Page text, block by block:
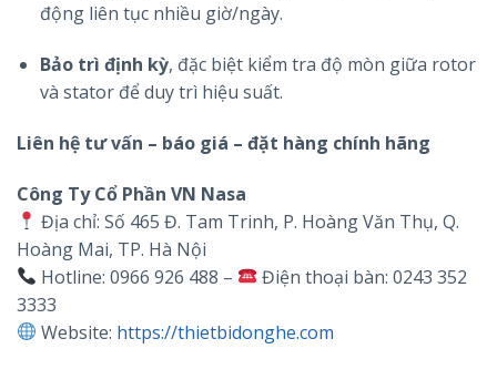
động liên tục nhiều giờ/ngày.
Bảo trì định kỳ, đặc biệt kiểm tra độ mòn giữa rotor
và stator để duy trì hiệu suất.
Liên hệ tư vấn – báo giá – đặt hàng chính hãng
Công Ty Cổ Phần VN Nasa
Địa chỉ: Số 465 Đ. Tam Trinh, P. Hoàng Văn Thụ, Q.
Hoàng Mai, TP. Hà Nội
Hotline: 0966 926 488 –
Điện thoại bàn: 0243 352
3333
Website: https://thietbidonghe.com